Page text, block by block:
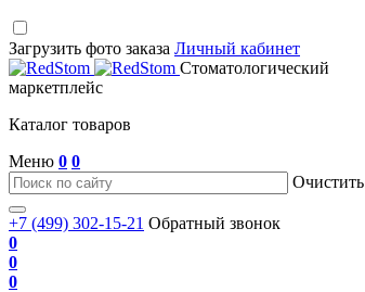
Загрузить фото заказа Личный кабинет
Стоматологический
маркетплейс
Каталог товаров
Меню 0 0
Очистить
+7 (499) 302-15-21 Обратный звонок
0
0
0